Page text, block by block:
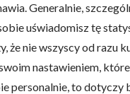
Generalnie,
uświadomisz tę
że nie wszyscy od razu
nastawieniem,
personalnie, to
witrynie. Informacje o tym,
Partnerzy mogą